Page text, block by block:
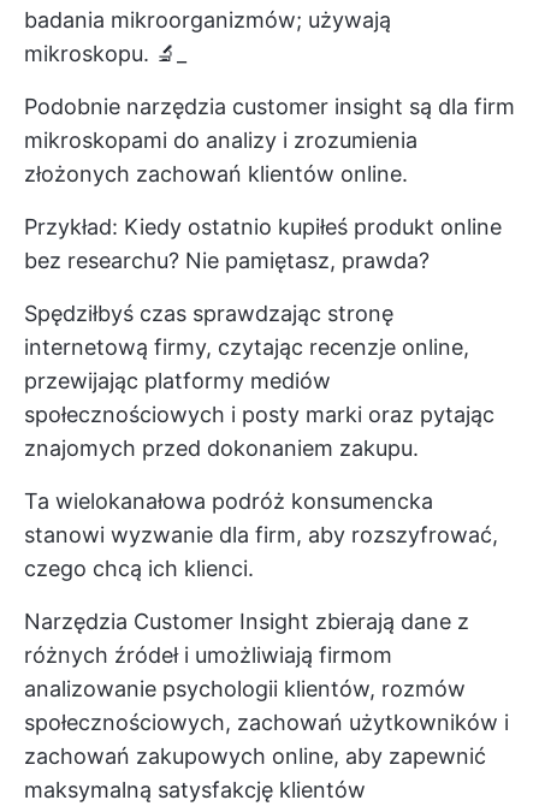
badania mikroorganizmów; używają
mikroskopu. 🔬_
Podobnie narzędzia customer insight są dla firm
mikroskopami do analizy i zrozumienia
złożonych zachowań klientów online.
Przykład: Kiedy ostatnio kupiłeś produkt online
bez researchu? Nie pamiętasz, prawda?
Spędziłbyś czas sprawdzając stronę
internetową firmy, czytając recenzje online,
przewijając platformy mediów
społecznościowych i posty marki oraz pytając
znajomych przed dokonaniem zakupu.
Ta wielokanałowa podróż konsumencka
stanowi wyzwanie dla firm, aby rozszyfrować,
czego chcą ich klienci.
Narzędzia Customer Insight zbierają dane z
różnych źródeł i umożliwiają firmom
analizowanie psychologii klientów, rozmów
społecznościowych, zachowań użytkowników i
zachowań zakupowych online, aby zapewnić
maksymalną satysfakcję klientów